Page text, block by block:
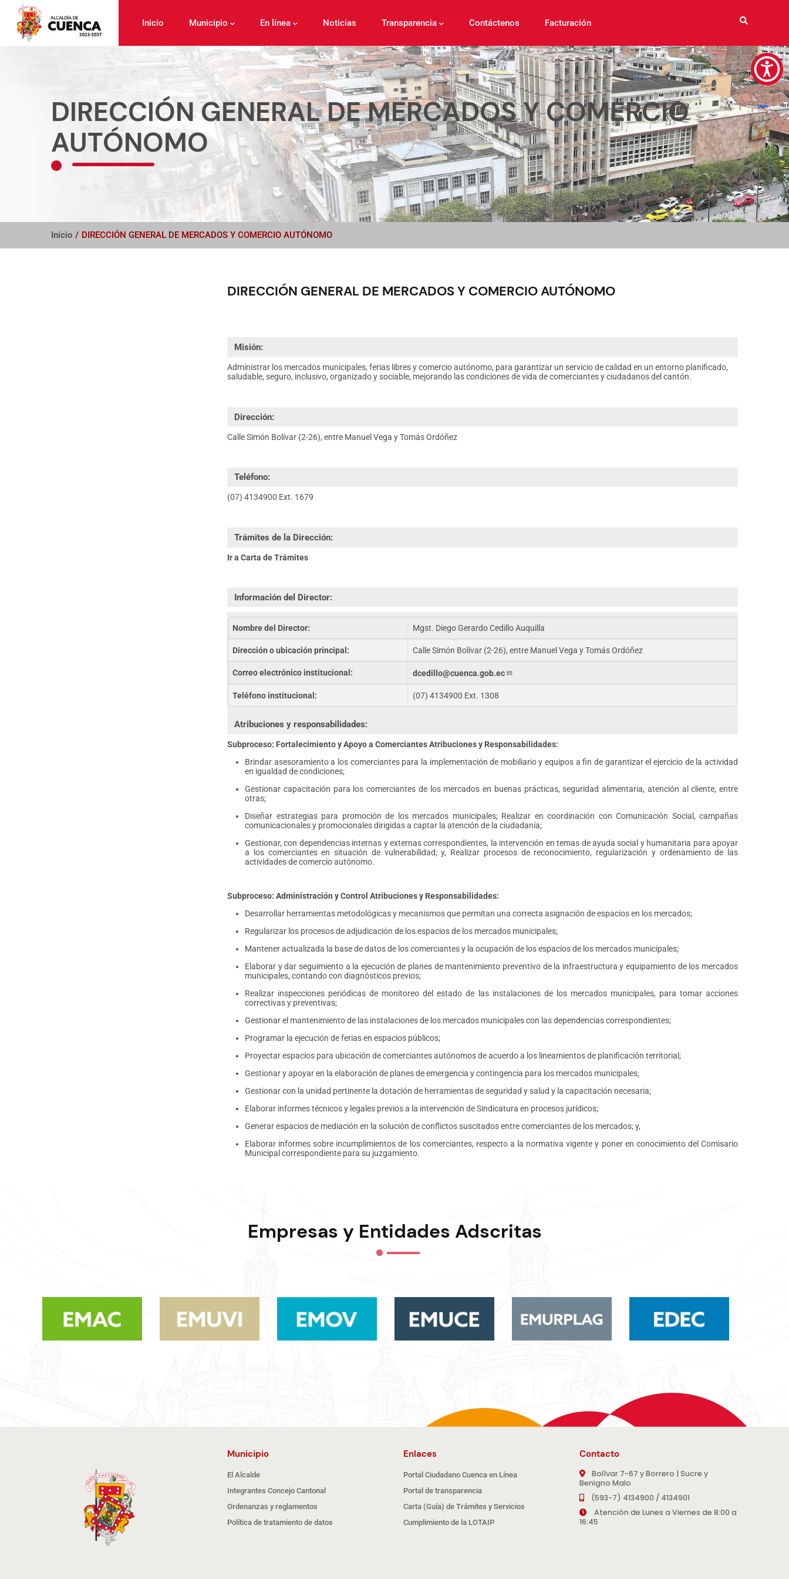
contenido
principal
Inicio Municipio En línea Noticias Transparencia Contáctenos Facturación
DIRECCIÓN GENERAL DE MERCADOS Y COMERCIO
AUTÓNOMO
Inicio / DIRECCIÓN GENERAL DE MERCADOS Y COMERCIO AUTÓNOMO
DIRECCIÓN GENERAL DE MERCADOS Y COMERCIO AUTÓNOMO
Misión:
Administrar los mercados municipales, ferias libres y comercio autónomo, para garantizar un servicio de calidad en un entorno planificado,
saludable, seguro, inclusivo, organizado y sociable, mejorando las condiciones de vida de comerciantes y ciudadanos del cantón.
Dirección:
Calle Simón Bolívar (2-26), entre Manuel Vega y Tomás Ordóñez
Teléfono:
(07) 4134900 Ext. 1679
Trámites de la Dirección:
Ir a Carta de Trámites
Información del Director:
Nombre del Director: Mgst. Diego Gerardo Cedillo Auquilla
Dirección o ubicación principal: Calle Simón Bolívar (2-26), entre Manuel Vega y Tomás Ordóñez
Correo electrónico institucional: dcedillo@cuenca.gob.ec
Teléfono institucional: (07) 4134900 Ext. 1308
Atribuciones y responsabilidades:
Subproceso: Fortalecimiento y Apoyo a Comerciantes Atribuciones y Responsabilidades:
Brindar asesoramiento a los comerciantes para la implementación de mobiliario y equipos a fin de garantizar el ejercicio de la actividad
en igualdad de condiciones;
Gestionar capacitación para los comerciantes de los mercados en buenas prácticas, seguridad alimentaria, atención al cliente, entre
otras;
Diseñar estrategias para promoción de los mercados municipales; Realizar en coordinación con Comunicación Social, campañas
comunicacionales y promocionales dirigidas a captar la atención de la ciudadanía;
Gestionar, con dependencias internas y externas correspondientes, la intervención en temas de ayuda social y humanitaria para apoyar
a los comerciantes en situación de vulnerabilidad; y, Realizar procesos de reconocimiento, regularización y ordenamiento de las
actividades de comercio autónomo.
Subproceso: Administración y Control Atribuciones y Responsabilidades:
Desarrollar herramientas metodológicas y mecanismos que permitan una correcta asignación de espacios en los mercados;
Regularizar los procesos de adjudicación de los espacios de los mercados municipales;
Mantener actualizada la base de datos de los comerciantes y la ocupación de los espacios de los mercados municipales;
Elaborar y dar seguimiento a la ejecución de planes de mantenimiento preventivo de la infraestructura y equipamiento de los mercados
municipales, contando con diagnósticos previos;
Realizar inspecciones periódicas de monitoreo del estado de las instalaciones de los mercados municipales, para tomar acciones
correctivas y preventivas;
Gestionar el mantenimiento de las instalaciones de los mercados municipales con las dependencias correspondientes;
Programar la ejecución de ferias en espacios públicos;
Proyectar espacios para ubicación de comerciantes autónomos de acuerdo a los lineamientos de planificación territorial;
Gestionar y apoyar en la elaboración de planes de emergencia y contingencia para los mercados municipales;
Gestionar con la unidad pertinente la dotación de herramientas de seguridad y salud y la capacitación necesaria;
Elaborar informes técnicos y legales previos a la intervención de Sindicatura en procesos jurídicos;
Generar espacios de mediación en la solución de conflictos suscitados entre comerciantes de los mercados; y,
Elaborar informes sobre incumplimientos de los comerciantes, respecto a la normativa vigente y poner en conocimiento del Comisario
Municipal correspondiente para su juzgamiento.
Empresas y Entidades Adscritas
Municipio
El Alcalde
Integrantes Concejo Cantonal
Ordenanzas y reglamentos
Política de tratamiento de datos
Enlaces
Portal Ciudadano Cuenca en Línea
Portal de transparencia
Carta (Guía) de Trámites y Servicios
Cumplimiento de la LOTAIP
Contacto
Bolívar 7-67 y Borrero | Sucre y
Benigno Malo
(593-7) 4134900 / 4134901
Atención de Lunes a Viernes de 8:00 a
16:45